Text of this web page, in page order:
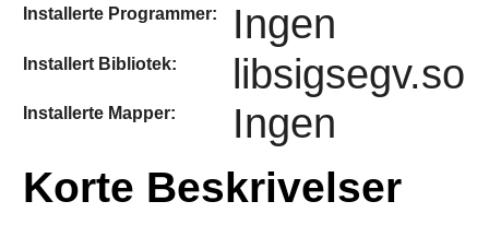
Installerte Programmer: Ingen
Installert Bibliotek: libsigsegv.so
Installerte Mapper: Ingen
Korte Beskrivelser